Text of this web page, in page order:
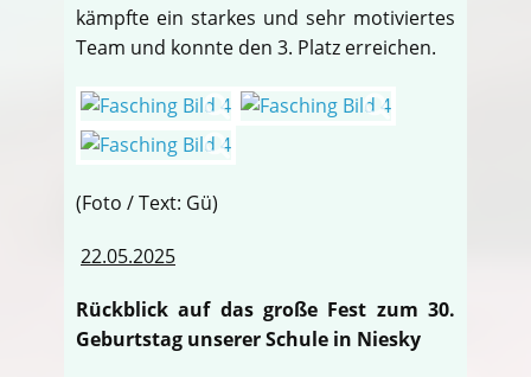
kämpfte ein starkes und sehr motiviertes
Team und konnte den 3. Platz erreichen.
(Foto / Text: Gü)
22.05.2025
Rückblick auf das große Fest zum 30.
Geburtstag unserer Schule in Niesky